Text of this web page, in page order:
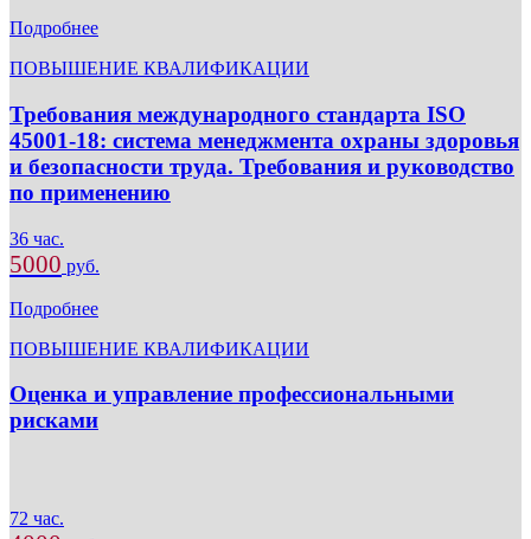
Подробнее
ПОВЫШЕНИЕ КВАЛИФИКАЦИИ
Требования международного стандарта ISO
45001-18: система менеджмента охраны здоровья
и безопасности труда. Требования и руководство
по применению
36 час.
5000 руб.
Подробнее
ПОВЫШЕНИЕ КВАЛИФИКАЦИИ
Оценка и управление профессиональными
рисками
72 час.